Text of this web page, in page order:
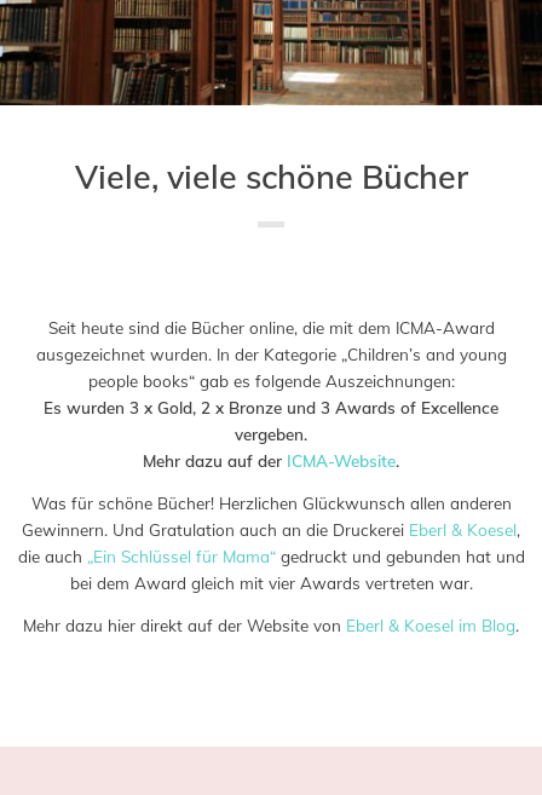
Viele, viele schöne Bücher
Seit heute sind die Bücher online, die mit dem ICMA-Award
ausgezeichnet wurden. In der Kategorie „Children’s and young
people books“ gab es folgende Auszeichnungen:
Es wurden 3 x Gold, 2 x Bronze und 3 Awards of Excellence
vergeben.
Mehr dazu auf der ICMA-Website.
Was für schöne Bücher! Herzlichen Glückwunsch allen anderen
Gewinnern. Und Gratulation auch an die Druckerei Eberl & Koesel,
die auch „Ein Schlüssel für Mama“gedruckt und gebunden hat und
bei dem Award gleich mit vier Awards vertreten war.
Mehr dazu hier direkt auf der Website von Eberl & Koesel im Blog.